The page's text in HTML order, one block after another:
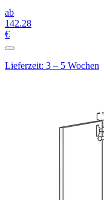
ab
142.28
€
Lieferzeit: 3 – 5 Wochen